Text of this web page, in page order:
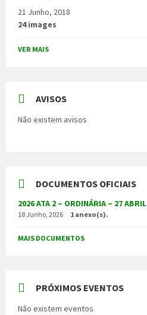
21 Junho, 2018
24 images
VER MAIS
AVISOS
Não existem avisos
DOCUMENTOS OFICIAIS
2026 ATA 2 – ORDINÁRIA – 27 ABRIL
18 Junho, 2026 1 anexo(s).
MAIS DOCUMENTOS
PRÓXIMOS EVENTOS
Não existem eventos